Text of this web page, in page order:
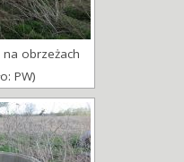
obrzeżach
PW)